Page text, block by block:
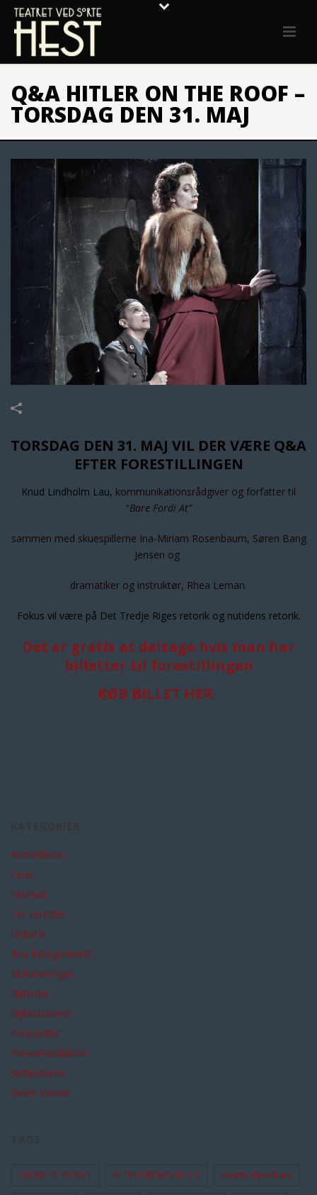
Q&A HITLER ON THE ROOF –
TORSDAG DEN 31. MAJ
TORSDAG DEN 31. MAJ VIL DER VÆRE Q&A
EFTER FORESTILLINGEN
Knud Lindholm Lau, kommunikationsrådgiver og forfatter til
“Bare Fordi At”
sammen med skuespillerne Ina-Miriam Rosenbaum, Søren Bang
Jensen og
dramatiker og instruktør, Rhea Leman.
Fokus vil være på Det Tredje Riges retorik og nutidens retorik.
Det er gratis at deltage hvis man har
billetter til forestillingen
KØB BILLET HER
Anmeldelser
Ferie
Festival
For-omtaler
Historie
Ikke kategoriseret
Nomineringer
Nyheder
Nyhedsbreve
Personalet
Pressemeddelser
Selskaberne
Vores Venner
ALTING ER NOGET ALTING ER NOGET 2.0 Anette Støvelbæk